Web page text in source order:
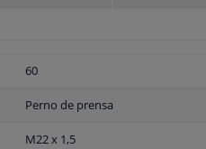
60
Perno de prensa
M22 x 1,5